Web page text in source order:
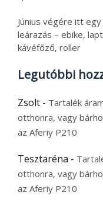
Június végére itt
leárazás – ebike,
kávéfőző, roller
Legutóbbi
Zsolt - Tartalék
otthonra, vagy
az Aferiy P210
Tesztaréna -
otthonra, vagy
az Aferiy P210